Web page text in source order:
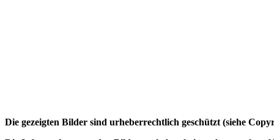
Die gezeigten Bilder sind urheberrechtlich geschützt (siehe